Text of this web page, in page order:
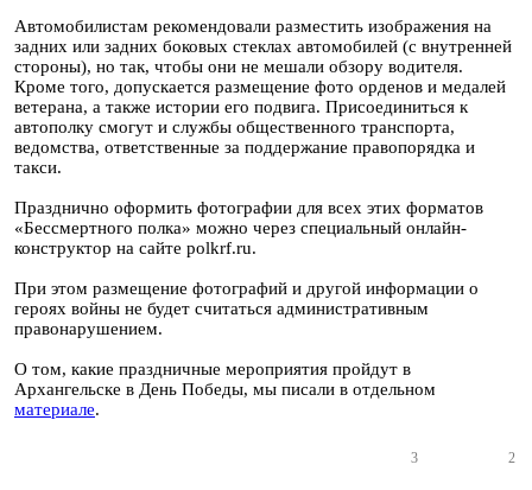
Автомобилистам рекомендовали разместить изображения на
задних или задних боковых стеклах автомобилей (с внутренней
стороны), но так, чтобы они не мешали обзору водителя.
Кроме того, допускается размещение фото орденов и медалей
ветерана, а также истории его подвига. Присоединиться к
автополку смогут и службы общественного транспорта,
ведомства, ответственные за поддержание правопорядка и
такси.
Празднично оформить фотографии для всех этих форматов
«Бессмертного полка» можно через специальный онлайн-
конструктор на сайте polkrf.ru.
При этом размещение фотографий и другой информации о
героях войны не будет считаться административным
правонарушением.
О том, какие праздничные мероприятия пройдут в
Архангельске в День Победы, мы писали в отдельном
материале.
3 2